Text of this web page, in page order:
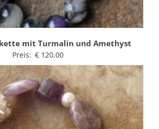
mit Turmalin und Amethyst
Preis: €120,00